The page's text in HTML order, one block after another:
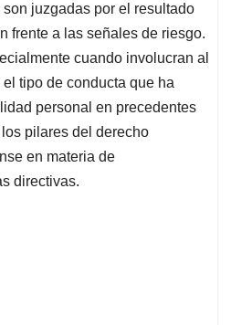
juzgadas por el resultado
frente a las señales de riesgo.
cuando involucran al
tipo de conducta que ha
personal en precedentes
pilares del derecho
en materia de
directivas.